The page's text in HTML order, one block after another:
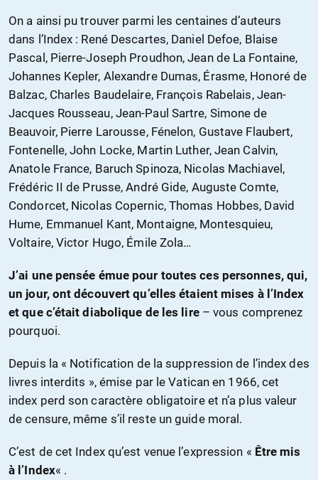
On a ainsi pu trouver parmi les centaines d’auteurs
dans l’Index : René Descartes, Daniel Defoe, Blaise
Pascal, Pierre-Joseph Proudhon, Jean de La Fontaine,
Johannes Kepler, Alexandre Dumas, Érasme, Honoré de
Balzac, Charles Baudelaire, François Rabelais, Jean-
Jacques Rousseau, Jean-Paul Sartre, Simone de
Beauvoir, Pierre Larousse, Fénelon, Gustave Flaubert,
Fontenelle, John Locke, Martin Luther, Jean Calvin,
Anatole France, Baruch Spinoza, Nicolas Machiavel,
Frédéric II de Prusse, André Gide, Auguste Comte,
Condorcet, Nicolas Copernic, Thomas Hobbes, David
Hume, Emmanuel Kant, Montaigne, Montesquieu,
Voltaire, Victor Hugo, Émile Zola…
J’ai une pensée émue pour toutes ces personnes, qui,
un jour, ont découvert qu’elles étaient mises à l’Index
et que c’était diabolique de les lire– vous comprenez
pourquoi.
Depuis la « Notification de la suppression de l’index des
livres interdits », émise par le Vatican en 1966, cet
index perd son caractère obligatoire et n’a plus valeur
de censure, même s’il reste un guide moral.
C’est de cet Index qu’est venue l’expression « Être mis
à l’Index« .